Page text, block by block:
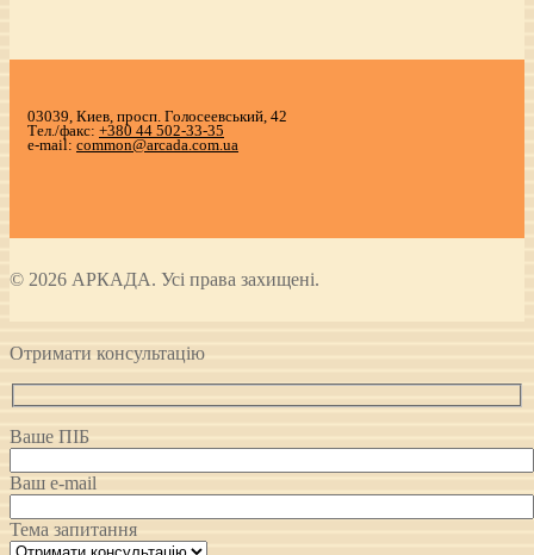
03039, Киев, просп. Голосеевський, 42
Тел./факс: +380 44 502-33-35
e-mail: common@arcada.com.ua
© 2026 АРКАДА. Усі права захищені.
Отримати консультацію
Ваше ПІБ
Ваш e-mail
Тема запитання